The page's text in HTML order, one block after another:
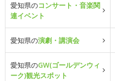
愛知県のコンサート・音楽関
連イベント
愛知県の演劇・講演会
愛知県のGW(ゴールデンウィ
ーク)観光スポット